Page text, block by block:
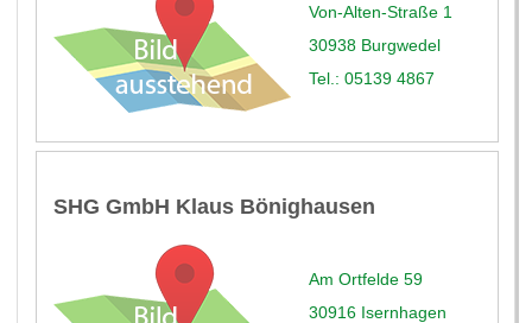
Von-Alten-Straße 1
30938 Burgwedel
Tel.: 05139 4867
SHG GmbH Klaus Bönighausen
Am Ortfelde 59
30916 Isernhagen